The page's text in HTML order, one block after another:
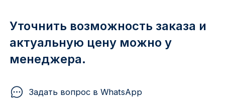
Уточнить возможность заказа и
актуальную цену можно у
менеджера.
Задать вопрос в WhatsApp